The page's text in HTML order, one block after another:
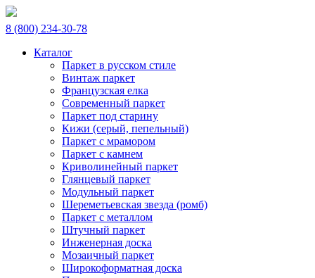
8 (800) 234-30-78
Каталог
Паркет в русском стиле
Винтаж паркет
Французская елка
Современный паркет
Паркет под старину
Кижи (серый, пепельный)
Паркет с мрамором
Паркет с камнем
Криволинейный паркет
Глянцевый паркет
Модульный паркет
Шереметьевская звезда (ромб)
Паркет с металлом
Штучный паркет
Инженерная доска
Мозаичный паркет
Широкоформатная доска